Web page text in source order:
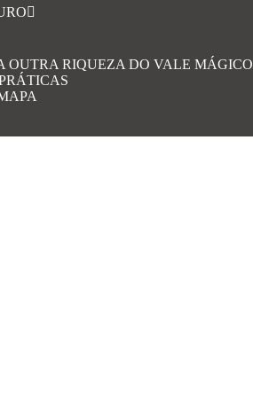
OUTRA RIQUEZA DO VALE MÁGICO